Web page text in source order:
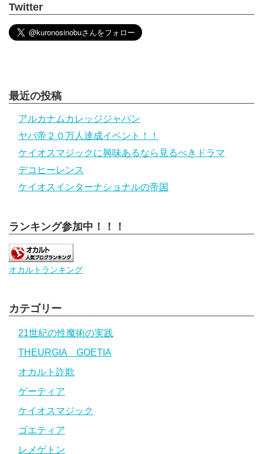
Twitter
最近の投稿
アルカナムカレッジジャパン
ヤバ帝２０万人達成イベント！！
ケイオスマジックに興味あるなら見るべきドラマ
デコヒーレンス
ケイオスインターナショナルの帝国
ランキング参加中！！！
オカルトランキング
カテゴリー
21世紀の性魔術の実践
THEURGIA GOETIA
オカルト詐欺
ゲーティア
ケイオスマジック
ゴエティア
レメゲトン